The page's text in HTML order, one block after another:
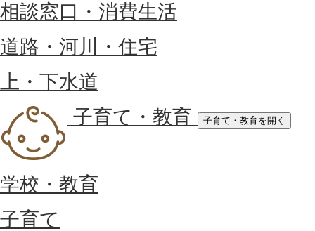
相談窓口・消費生活
道路・河川・住宅
上・下水道
子育て・教育
子育て・教育を開く
学校・教育
子育て